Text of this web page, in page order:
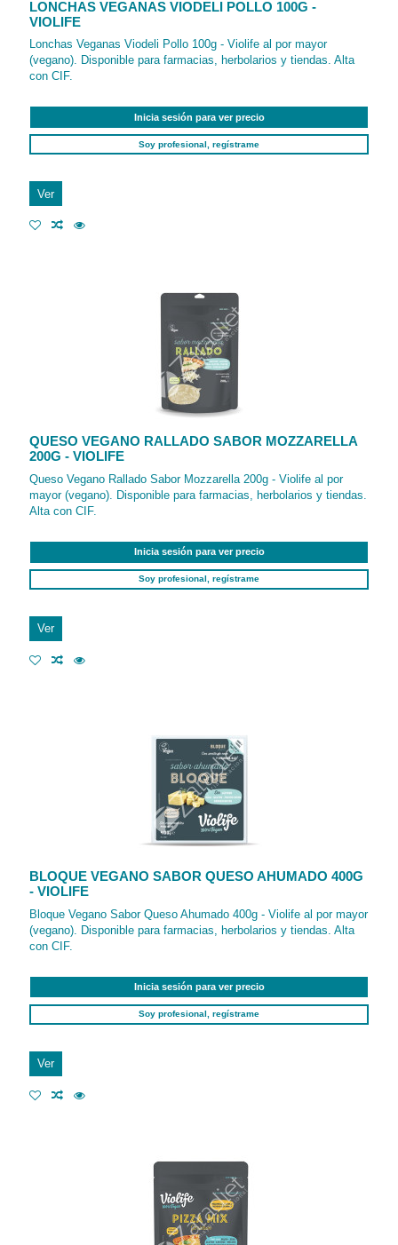
LONCHAS VEGANAS VIODELI POLLO 100G -
VIOLIFE
Lonchas Veganas Viodeli Pollo 100g - Violife al por mayor
(vegano). Disponible para farmacias, herbolarios y tiendas. Alta
con CIF.
Inicia sesión para ver precio
Soy profesional, regístrame
Ver
QUESO VEGANO RALLADO SABOR MOZZARELLA
200G - VIOLIFE
Queso Vegano Rallado Sabor Mozzarella 200g - Violife al por
mayor (vegano). Disponible para farmacias, herbolarios y tiendas.
Alta con CIF.
Inicia sesión para ver precio
Soy profesional, regístrame
Ver
BLOQUE VEGANO SABOR QUESO AHUMADO 400G
- VIOLIFE
Bloque Vegano Sabor Queso Ahumado 400g - Violife al por mayor
(vegano). Disponible para farmacias, herbolarios y tiendas. Alta
con CIF.
Inicia sesión para ver precio
Soy profesional, regístrame
Ver